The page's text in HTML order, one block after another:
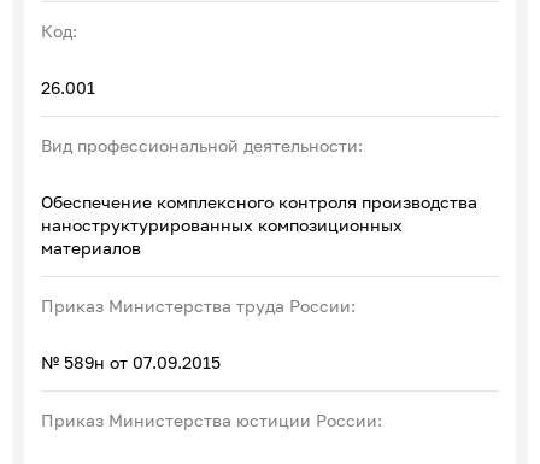
Код:
26.001
Вид профессиональной деятельности:
Обеспечение комплексного контроля производства
наноструктурированных композиционных
материалов
Приказ Министерства труда России:
№ 589н от 07.09.2015
Приказ Министерства юстиции России: